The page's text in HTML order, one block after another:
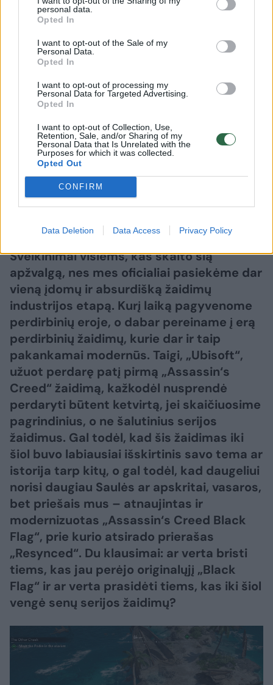
personal data.
Opted In
I want to opt-out of the Sale of my
Personal Data.
Opted In
I want to opt-out of processing my
Personal Data for Targeted Advertising.
Opted In
I want to opt-out of Collection, Use,
Retention, Sale, and/or Sharing of my
Personal Data that Is Unrelated with the
Purposes for which it was collected.
Opted Out
CONFIRM
Data Deletion Data Access Privacy Policy
Mokslas ir IT Išmanyk
„Assassin's Creed Black Flag
Resynced“ apžvalga –
mėgstantiems vasarą ir piratus
2026 m. rugpjūčio 9 d. 05:42
Sveikinimai visiems, kas skaito šią
apžvalgą, nes mes oficialiai pasiekėme dar
vieną įdomų ir absurdišką žaidimų
industrijos etapą. Kurį laiką pagyvenome
perdirbinių eroje, o dabar pereiname į erą
perdirbinių žaidimų, kurie dar ir taip
pakankamai modernūs. Taigi, „Ubisoft“,
užuot perdarę patį pirmą „Assassin‘s
Creed“ žaidimą, kažkodėl nusprendė
perdaryti būtent ketvirtą, jei skaičiuosime
pagrindinius, o ne šalutinius serijos
žaidimus. Gal todėl, kad šis žaidimas iki
šiol buvo labiausiai išskirtinis savo tema ar
istorija tarp kitų, o gal todėl, kad daugeliui
norisi daugiau Saulės ar apskritai, vasaros,
bet priešais mus – atnaujintas ir
modernizuotas „Assassin‘s Creed Black
Flag“, prie kurio atsirado prierašas
„Resynced“. Du klausimai: ar verta bristi
tiems, kas jau perėjo originalųjį „Black
Flag“ ir ar verta prasidėti tiems, kas iki šiol
vengė senų serijos žaidimų?